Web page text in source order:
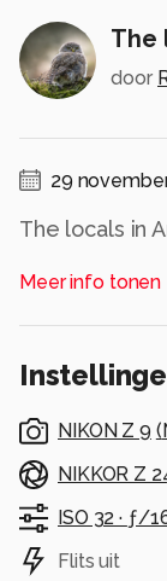
The
door
29
The locals in
Meer info tonen
NIKON Z 9 (
NIKKOR Z
ISO 32 · ƒ/
Flits uit